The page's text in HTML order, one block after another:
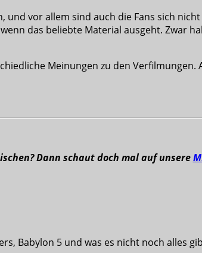
und vor allem sind auch die Fans sich
das beliebte Material ausgeht. Zwar
Meinungen zu den
Dann schaut doch mal auf unsere
Babylon 5 und was es nicht noch alles